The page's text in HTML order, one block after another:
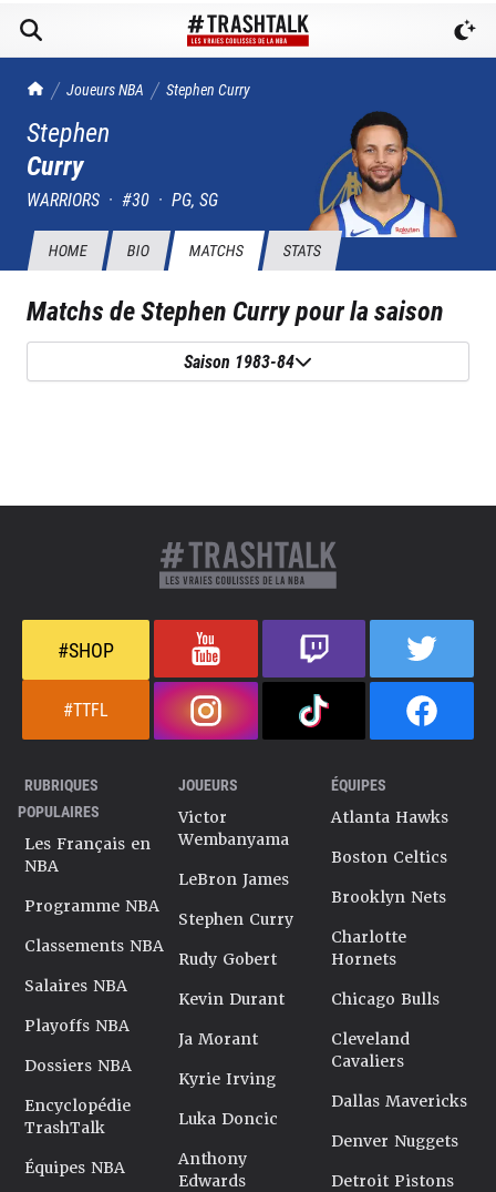
TrashTalk Actu NBA
Joueurs NBA Stephen Curry
Stephen
Curry
WARRIORS · #30 · PG, SG
HOME BIO MATCHS STATS
Matchs deStephen Currypour la saison
Saison 1983-84
#SHOP
#TTFL
RUBRIQUES
POPULAIRES
Les Français en
NBA
Programme NBA
Classements NBA
Salaires NBA
Playoffs NBA
Dossiers NBA
Encyclopédie
TrashTalk
Équipes NBA
JOUEURS
Victor
Wembanyama
LeBron James
Stephen Curry
Rudy Gobert
Kevin Durant
Ja Morant
Kyrie Irving
Luka Doncic
Anthony
Edwards
ÉQUIPES
Atlanta Hawks
Boston Celtics
Brooklyn Nets
Charlotte
Hornets
Chicago Bulls
Cleveland
Cavaliers
Dallas Mavericks
Denver Nuggets
Detroit Pistons